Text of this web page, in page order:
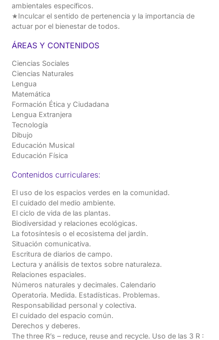
ambientales específicos.
★Inculcar el sentido de pertenencia y la importancia de
actuar por el bienestar de todos.
ÁREAS Y CONTENIDOS
Ciencias Sociales
Ciencias Naturales
Lengua
Matemática
Formación Ética y Ciudadana
Lengua Extranjera
Tecnología
Dibujo
Educación Musical
Educación Física
Contenidos curriculares:
El uso de los espacios verdes en la comunidad.
El cuidado del medio ambiente.
El ciclo de vida de las plantas.
Biodiversidad y relaciones ecológicas.
La fotosíntesis o el ecosistema del jardín.
Situación comunicativa.
Escritura de diarios de campo.
Lectura y análisis de textos sobre naturaleza.
Relaciones espaciales.
Números naturales y decimales. Calendario
Operatoria. Medida. Estadísticas. Problemas.
Responsabilidad personal y colectiva.
El cuidado del espacio común.
Derechos y deberes.
The three R’s – reduce, reuse and recycle. Uso de las 3 R :